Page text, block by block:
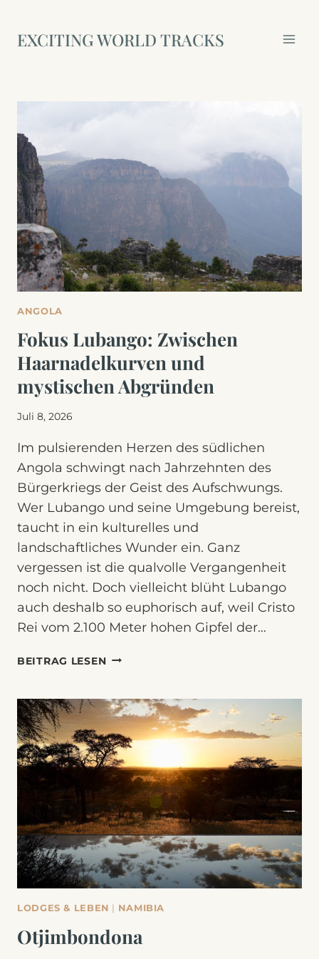
springen
EXCITING WORLD TRACKS
ANGOLA
Fokus Lubango: Zwischen
Haarnadelkurven und
mystischen Abgründen
Juli 8, 2026
Im pulsierenden Herzen des südlichen
Angola schwingt nach Jahrzehnten des
Bürgerkriegs der Geist des Aufschwungs.
Wer Lubango und seine Umgebung bereist,
taucht in ein kulturelles und
landschaftliches Wunder ein. Ganz
vergessen ist die qualvolle Vergangenheit
noch nicht. Doch vielleicht blüht Lubango
auch deshalb so euphorisch auf, weil Cristo
Rei vom 2.100 Meter hohen Gipfel der…
BEITRAG LESENFOKUS
HAARNADELKURVEN
UND
MYSTISCHEN
ABGRÜNDEN
LODGES & LEBEN NAMIBIA
Otjimbondona